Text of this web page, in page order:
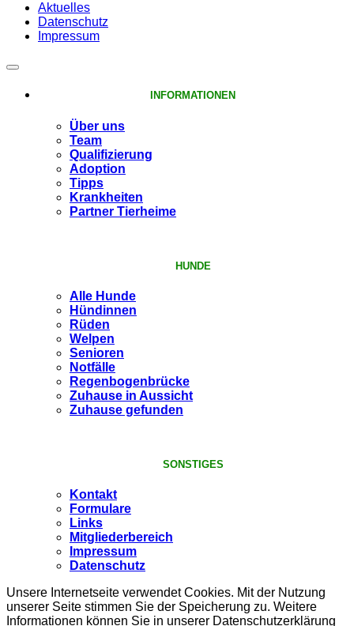
Aktuelles
Datenschutz
Impressum
INFORMATIONEN
Über uns
Team
Qualifizierung
Adoption
Tipps
Krankheiten
Partner Tierheime
HUNDE
Alle Hunde
Hündinnen
Rüden
Welpen
Senioren
Notfälle
Regenbogenbrücke
Zuhause in Aussicht
Zuhause gefunden
SONSTIGES
Kontakt
Formulare
Links
Mitgliederbereich
Impressum
Datenschutz
Unsere Internetseite verwendet Cookies. Mit der Nutzung
unserer Seite stimmen Sie der Speicherung zu. Weitere
Informationen können Sie in unserer Datenschutzerklärung